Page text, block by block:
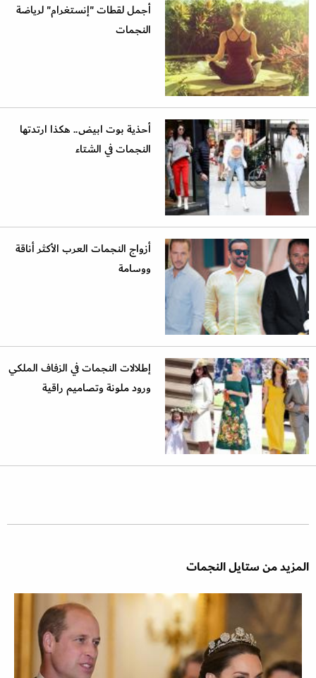
أجمل لقطات "إنستغرام" لرياضة
النجمات
أحذية بوت ابيض.. هكذا ارتدتها
النجمات في الشتاء
أزواج النجمات العرب الأكثر أناقة
ووسامة
إطلالات النجمات في الزفاف الملكي
ورود ملونة وتصاميم راقية
المزيد من ستايل النجمات